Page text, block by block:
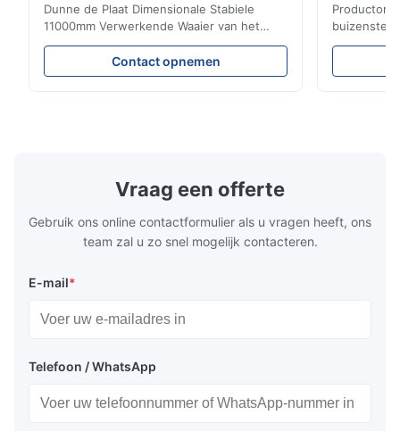
Steekproeftank worden aangepast
Dunne de Plaat Dimensionale Stabiele
11000mm Verwerkende Waaier van het
Kwartsglas Productomschrijving: De
gesmolten duidelijke het glasplaat wordt
van het kiezelzuurkwarts gemaakt van het
Contact opnemen
Vraag een offerte
Gebruik ons online contactformulier als u vragen heeft, ons
team zal u zo snel mogelijk contacteren.
E-mail*
Telefoon / WhatsApp